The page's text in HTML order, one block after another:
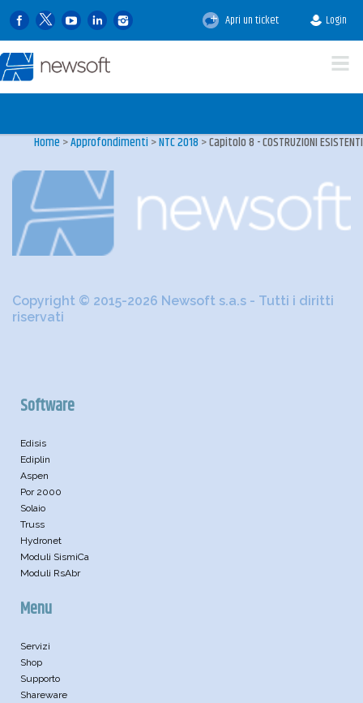
Apri un ticket Login
Home >Approfondimenti >NTC 2018 >Capitolo 8 - COSTRUZIONI ESISTENTI
Copyright © 2015-2026 Newsoft s.a.s - Tutti i diritti
riservati
Software
Edisis
Ediplin
Aspen
Por 2000
Solaio
Truss
Hydronet
Moduli SismiCa
Moduli RsAbr
Menu
Servizi
Shop
Supporto
Shareware